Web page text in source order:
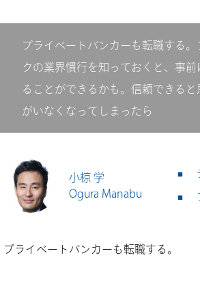
プライベートバンカーも転職する。
クの業界慣行を知っておくと、事
ることができるかも。信頼できる
がいなくなってしまったら
小椋 学
Ogura Manabu
プライベートバンカーも転職する。